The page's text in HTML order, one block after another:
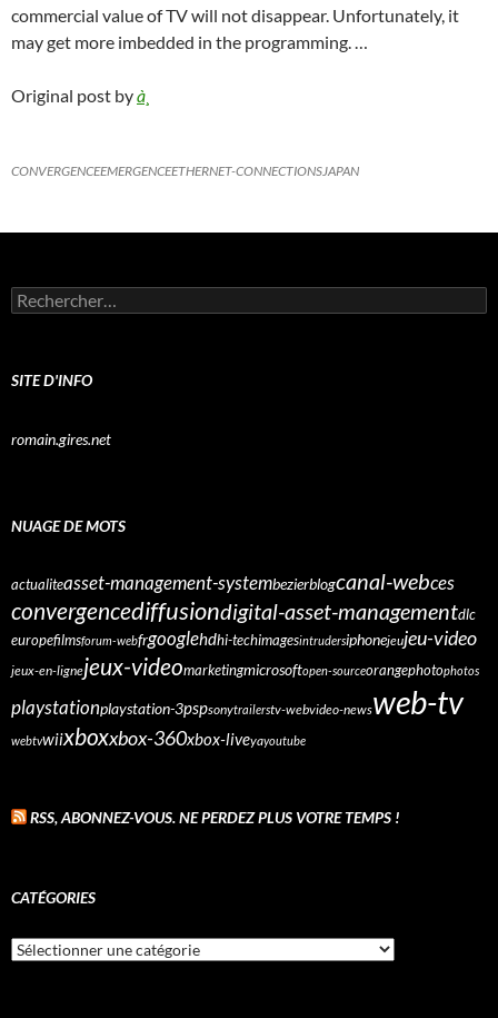
commercial value of TV will not disappear. Unfortunately, it
may get more imbedded in the programming. …
Original post byà¸
CONVERGENCEEMERGENCEETHERNET-CONNECTIONSJAPAN
Rechercher :
SITE D'INFO
romain.gires.net
NUAGE DE MOTS
actualiteasset-management-systembezierblogcanal-webces
convergencediffusiondigital-asset-managementdlc
europefilmsforum-webfrgooglehdhi-techimagesintrudersiphonejeujeu-video
jeux-en-lignejeux-videomarketingmicrosoftopen-sourceorangephotophotos
playstationplaystation-3pspsonytrailerstv-webvideo-newsweb-tv
webtvwiixboxxbox-360xbox-liveyayoutube
RSS, ABONNEZ-VOUS. NE PERDEZ PLUS VOTRE TEMPS !
CATÉGORIES
Catégories